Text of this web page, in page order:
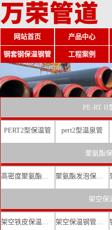
网站首页 产品中心
钢套钢保温钢管 工程案例
PE-RT II
PERT2型保温管 pert2型温泉管
聚氨酯
高密度聚氨酯发泡保温钢管 聚氨酯发泡保温钢管厂家
架空保
架空铁皮保温钢管 架空保温钢管厂家